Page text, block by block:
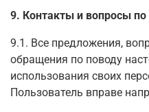
9. Контакты и вопросы
9.1. Все предложения,
обращения по поводу
использования своих
Пользователь вправе